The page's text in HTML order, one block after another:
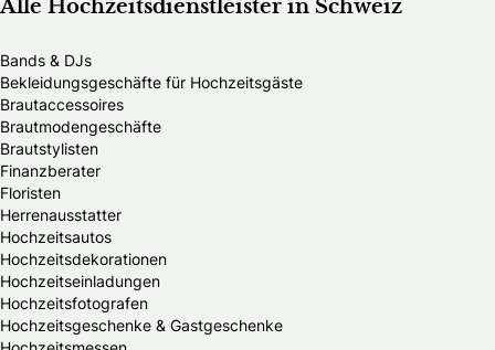
Alle Hochzeitsdienstleister in Schweiz
Bands & DJs
Bekleidungsgeschäfte für Hochzeitsgäste
Brautaccessoires
Brautmodengeschäfte
Brautstylisten
Finanzberater
Floristen
Herrenausstatter
Hochzeitsautos
Hochzeitsdekorationen
Hochzeitseinladungen
Hochzeitsfotografen
Hochzeitsgeschenke & Gastgeschenke